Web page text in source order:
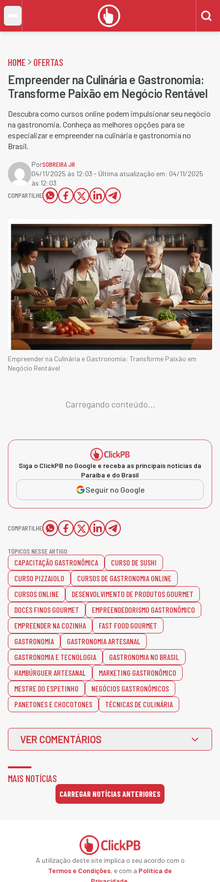
HOME OFERTAS
Empreender na Culinária e Gastronomia:
Transforme Paixão em Negócio Rentável
Descubra como cursos online podem impulsionar seu negócio
na gastronomia. Conheça as melhores opções para se
especializar e empreender na culinária e gastronomia no
Brasil.
PorSOBREIRA JR
04/11/2025 às 12:03 - Última atualização em: 04/11/2025
às 12:03
COMPARTILHE
Empreender na Culinária e Gastronomia: Transforme Paixão em
Negócio Rentável
Carregando conteúdo...
Siga o ClickPB no Google e receba as principais notícias da
Paraíba e do Brasil
Seguir no Google
COMPARTILHE
TÓPICOS NESSE ARTIGO:
CAPACITAÇÃO GASTRONÔMICA
CURSO DE SUSHI
CURSO PIZZAIOLO
CURSOS DE GASTRONOMIA ONLINE
CURSOS ONLINE
DESENVOLVIMENTO DE PRODUTOS GOURMET
DOCES FINOS GOURMET
EMPREENDEDORISMO GASTRONÔMICO
EMPREENDER NA COZINHA
FAST FOOD GOURMET
GASTRONOMIA
GASTRONOMIA ARTESANAL
GASTRONOMIA E TECNOLOGIA
GASTRONOMIA NO BRASIL
HAMBÚRGUER ARTESANAL
MARKETING GASTRONÔMICO
MESTRE DO ESPETINHO
NEGÓCIOS GASTRONÔMICOS
PANETONES E CHOCOTONES
TÉCNICAS DE CULINÁRIA
VER COMENTÁRIOS
MAIS NOTÍCIAS
CARREGAR NOTÍCIAS ANTERIORES
A utilização deste site implica o seu acordo com o
Termos e Condições, e com a Política de